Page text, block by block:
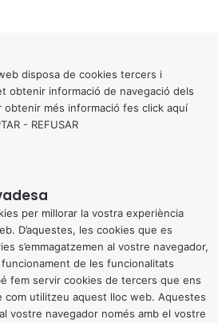
disposa de cookies tercers i
obtenir informació de navegació dels
obtenir més informació fes click aquí
- REFUSAR
per millorar la vostra experiència
D’aquestes, les cookies que es
s’emmagatzemen al vostre navegador,
de les funcionalitats
fem servir cookies de tercers que ens
com utilitzeu aquest lloc web. Aquestes
vostre navegador només amb el vostre